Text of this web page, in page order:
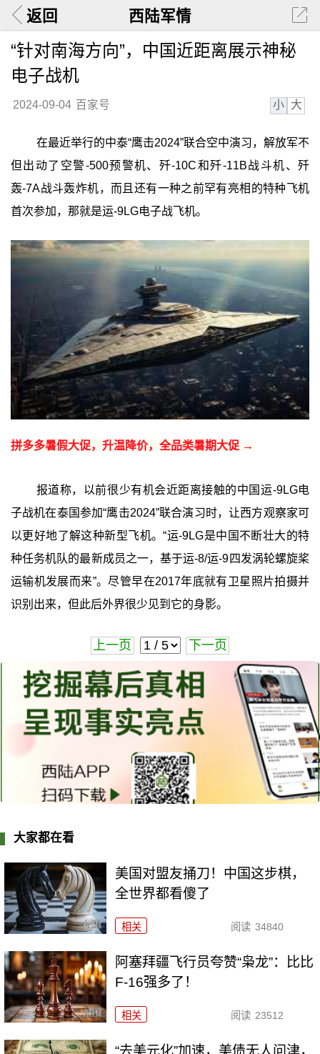
返回 西陆军情
“针对南海方向”，中国近距离展示神秘
电子战机
2024-09-04 百家号 小 大
在最近举行的中泰“鹰击2024”联合空中演习，解放军不
但出动了空警-500预警机、歼-10C和歼-11B战斗机、歼
轰-7A战斗轰炸机，而且还有一种之前罕有亮相的特种飞机
首次参加，那就是运-9LG电子战飞机。
拼多多暑假大促，升温降价，全品类暑期大促 →
报道称，以前很少有机会近距离接触的中国运-9LG电
子战机在泰国参加“鹰击2024”联合演习时，让西方观察家可
以更好地了解这种新型飞机。“运-9LG是中国不断壮大的特
种任务机队的最新成员之一，基于运-8/运-9四发涡轮螺旋桨
运输机发展而来”。尽管早在2017年底就有卫星照片拍摄并
识别出来，但此后外界很少见到它的身影。
上一页 下一页
大家都在看
美国对盟友捅刀！中国这步棋，
全世界都看傻了
相关 阅读 34840
阿塞拜疆飞行员夸赞“枭龙”：比比
F-16强多了！
相关 阅读 23512
“去美元化”加速，美债无人问津，